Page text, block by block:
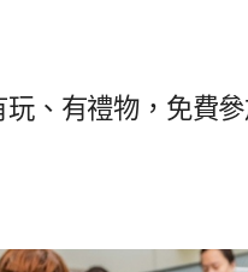
、有禮物，免費